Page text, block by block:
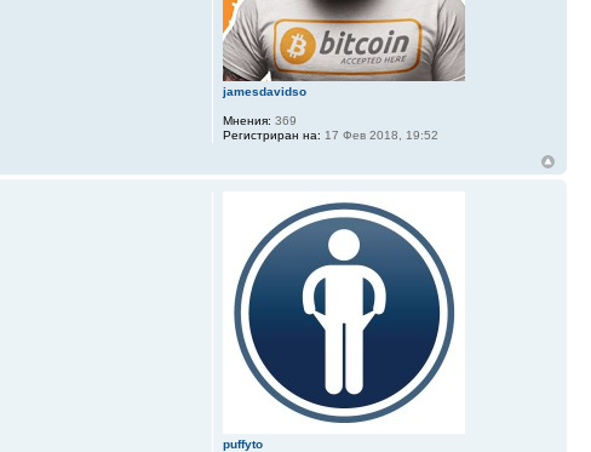
jamesdavidso
Мнения: 369
Регистриран на: 17 Фев 2018, 19:52
puffyto